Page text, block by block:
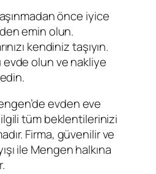
önce iyice
emin olun.
kendiniz taşıyın.
evde olun ve nakliye
evden eve
tüm beklentilerinizi
Firma, güvenilir ve
ile Mengen halkına